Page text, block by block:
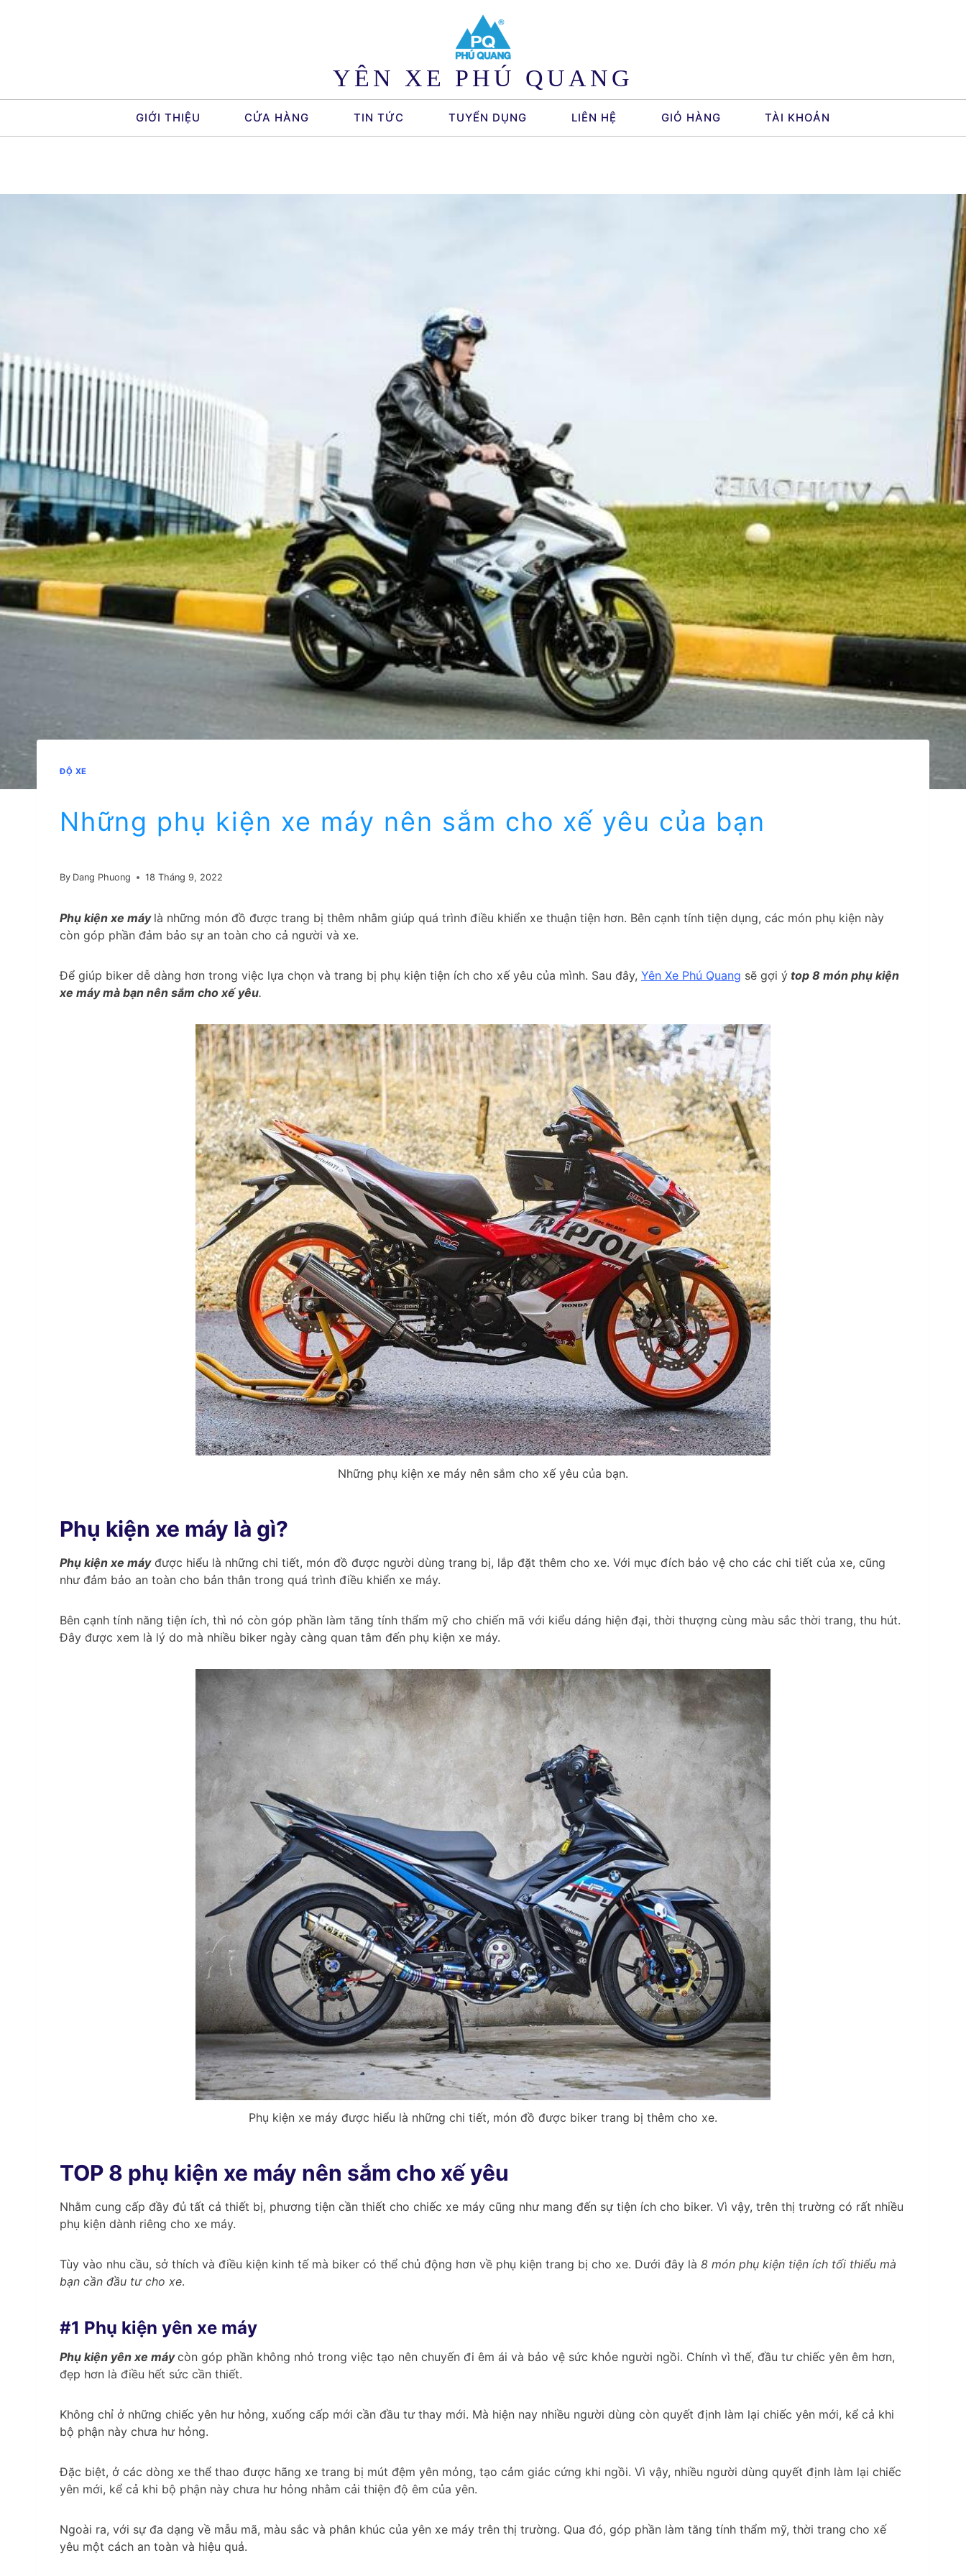
YÊN XE PHÚ QUANG
GIỚI THIỆU CỬA HÀNG TIN TỨC TUYỂN DỤNG LIÊN HỆ GIỎ HÀNG TÀI KHOẢN
ĐỘ XE
Những phụ kiện xe máy nên sắm cho xế yêu của bạn
By Dang Phuong 18 Tháng 9, 2022
Phụ kiện xe máy là những món đồ được trang bị thêm nhằm giúp quá trình điều khiển xe thuận tiện hơn. Bên cạnh tính tiện dụng, các món phụ kiện này
còn góp phần đảm bảo sự an toàn cho cả người và xe.
Để giúp biker dễ dàng hơn trong việc lựa chọn và trang bị phụ kiện tiện ích cho xế yêu của mình. Sau đây, Yên Xe Phú Quang sẽ gợi ý top 8 món phụ kiện
xe máy mà bạn nên sắm cho xế yêu.
Những phụ kiện xe máy nên sắm cho xế yêu của bạn.
Phụ kiện xe máy là gì?
Phụ kiện xe máyđược hiểu là những chi tiết, món đồ được người dùng trang bị, lắp đặt thêm cho xe. Với mục đích bảo vệ cho các chi tiết của xe, cũng
như đảm bảo an toàn cho bản thân trong quá trình điều khiển xe máy.
Bên cạnh tính năng tiện ích, thì nó còn góp phần làm tăng tính thẩm mỹ cho chiến mã với kiểu dáng hiện đại, thời thượng cùng màu sắc thời trang, thu hút.
Đây được xem là lý do mà nhiều biker ngày càng quan tâm đến phụ kiện xe máy.
Phụ kiện xe máy được hiểu là những chi tiết, món đồ được biker trang bị thêm cho xe.
TOP 8 phụ kiện xe máy nên sắm cho xế yêu
Nhằm cung cấp đầy đủ tất cả thiết bị, phương tiện cần thiết cho chiếc xe máy cũng như mang đến sự tiện ích cho biker. Vì vậy, trên thị trường có rất nhiều
phụ kiện dành riêng cho xe máy.
Tùy vào nhu cầu, sở thích và điều kiện kinh tế mà biker có thể chủ động hơn về phụ kiện trang bị cho xe. Dưới đây là 8 món phụ kiện tiện ích tối thiểu mà
bạn cần đầu tư cho xe.
#1 Phụ kiện yên xe máy
Phụ kiện yên xe máycòn góp phần không nhỏ trong việc tạo nên chuyến đi êm ái và bảo vệ sức khỏe người ngồi. Chính vì thế, đầu tư chiếc yên êm hơn,
đẹp hơn là điều hết sức cần thiết.
Không chỉ ở những chiếc yên hư hỏng, xuống cấp mới cần đầu tư thay mới. Mà hiện nay nhiều người dùng còn quyết định làm lại chiếc yên mới, kể cả khi
bộ phận này chưa hư hỏng.
Đặc biệt, ở các dòng xe thể thao được hãng xe trang bị mút đệm yên mỏng, tạo cảm giác cứng khi ngồi. Vì vậy, nhiều người dùng quyết định làm lại chiếc
yên mới, kể cả khi bộ phận này chưa hư hỏng nhằm cải thiện độ êm của yên.
Ngoài ra, với sự đa dạng về mẫu mã, màu sắc và phân khúc của yên xe máy trên thị trường. Qua đó, góp phần làm tăng tính thẩm mỹ, thời trang cho xế
yêu một cách an toàn và hiệu quả.